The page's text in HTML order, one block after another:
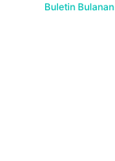
Buletin Bulanan